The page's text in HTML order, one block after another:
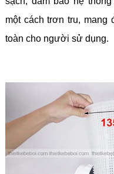
một cách trơn tru, mang
toàn cho người sử dụng.